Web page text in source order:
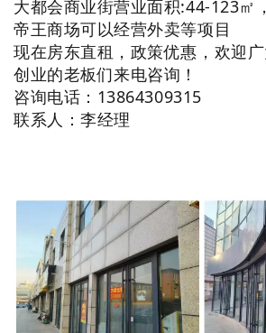
大都会商业街营业面积:44-123㎡
帝王商场可以经营外卖等项目
现在房东直租，政策优惠，欢迎
创业的老板们来电咨询！
咨询电话：13864309315
联系人：李经理